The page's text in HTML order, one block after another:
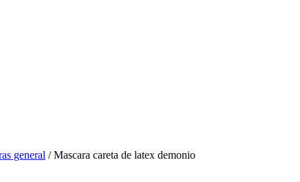
general / Mascara careta de latex demonio